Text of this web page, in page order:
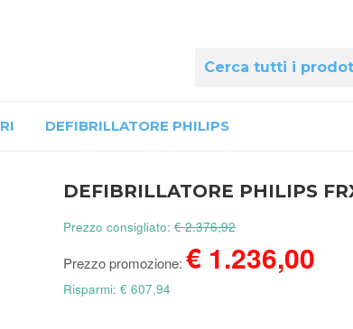
DEFIBRILLATORE PHILIPS
DEFIBRILLATORE PHILIPS
Prezzo consigliato: € 2.376,92
Prezzo promozione: € 1.236,00
Risparmi: € 607,94